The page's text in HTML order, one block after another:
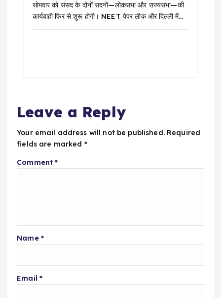
सोमवार को संसद के दोनों सदनों—लोकसभा और राज्यसभा—की
कार्यवाही फिर से शुरू होगी। NEET पेपर लीक और दिल्ली में…
Leave a Reply
Your email address will not be published. Required
fields are marked *
Comment*
Name *
Email *